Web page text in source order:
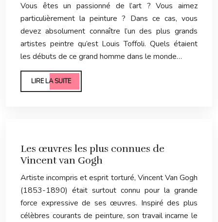
Vous êtes un passionné de l’art ? Vous aimez
particulièrement la peinture ? Dans ce cas, vous
devez absolument connaître l’un des plus grands
artistes peintre qu’est Louis Toffoli. Quels étaient
les débuts de ce grand homme dans le monde…
LIRE LA SUITE
Les œuvres les plus connues de
Vincent van Gogh
Artiste incompris et esprit torturé, Vincent Van Gogh
(1853-1890) était surtout connu pour la grande
force expressive de ses œuvres. Inspiré des plus
célèbres courants de peinture, son travail incarne le